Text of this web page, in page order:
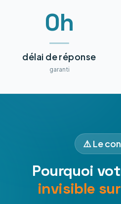
0h
délai de réponse
garanti
⚠️ Le
Pourquoi
invisible